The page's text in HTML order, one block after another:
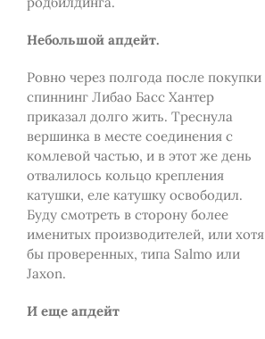
Небольшой апдейт.
Ровно через полгода после покупки
спиннинг Либао Басс Хантер
приказал долго жить. Треснула
вершинка в месте соединения с
комлевой частью, и в этот же день
отвалилось кольцо крепления
катушки, еле катушку освободил.
Буду смотреть в сторону более
именитых производителей, или хотя
бы проверенных, типа Salmo или
Jaxon.
И еще апдейт